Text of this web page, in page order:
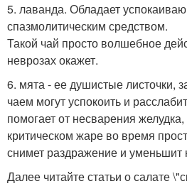
5. лаванда. Обладает
спазмолитическим средством.
Такой чай просто волшебное
неврозах окажет.
6. мята - ее душистые листочки,
чаем могут успокоить и
помогает от несварения
критическом жаре во время
снимет раздражение и уменьшит
Далее читайте статьи о салате